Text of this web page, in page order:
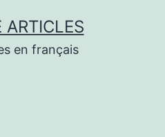
ARTICLES
en français